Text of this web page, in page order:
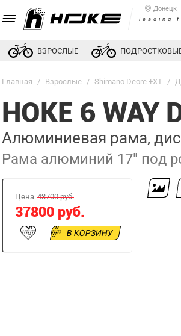
Донецк
leading
ВЗРОСЛЫЕ
Главная / Взрослые / Shimano Deore +XT /
HOKE 6
Алюминиевая рама,
Рама алюминий 17" под
Цена 43700 руб.
37800 руб.
В КОРЗИНУ